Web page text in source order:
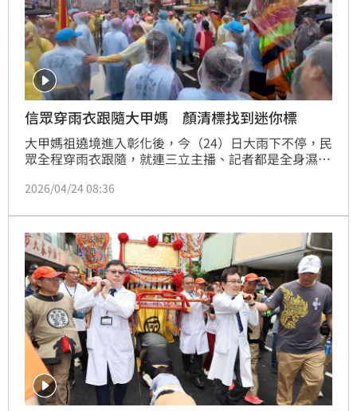
信眾穿雨衣跟隨大甲媽 顏清標找到迷你標
大甲媽祖遶境進入彰化後，今（24）日大雨下不停，民
眾全程穿雨衣跟隨，就連三立主播、記者都是全身濕答
事長顏清標與學童合照時，意外找到迷你版的自己，笑
2026/04/24 08:36